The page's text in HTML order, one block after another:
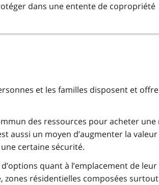
dans une entente de copropriété
et les familles disposent et offre
des ressources pour acheter une
aussi un moyen d’augmenter la
certaine sécurité.
quant à l’emplacement de leur
résidentielles composées